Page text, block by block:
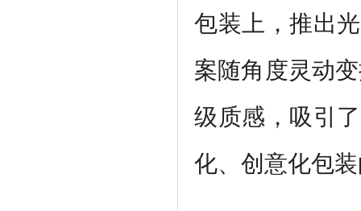
包装上，推出
案随角度灵动
级质感，吸引
化、创意化包